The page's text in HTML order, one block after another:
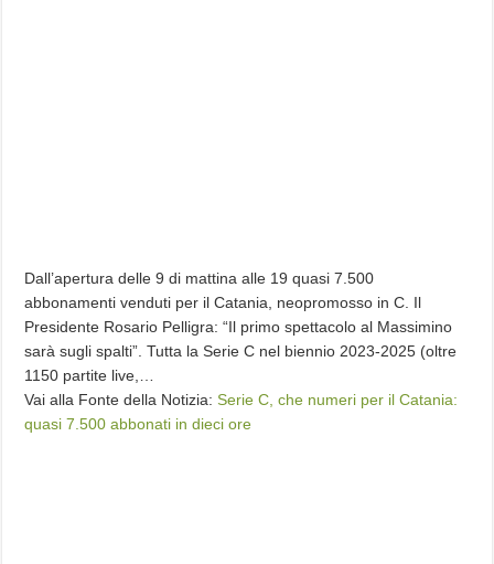
Dall’apertura delle 9 di mattina alle 19 quasi 7.500
abbonamenti venduti per il Catania, neopromosso in C. Il
Presidente Rosario Pelligra: “Il primo spettacolo al Massimino
sarà sugli spalti”. Tutta la Serie C nel biennio 2023-2025 (oltre
1150 partite live,…
Vai alla Fonte della Notizia:Serie C, che numeri per il Catania:
quasi 7.500 abbonati in dieci ore